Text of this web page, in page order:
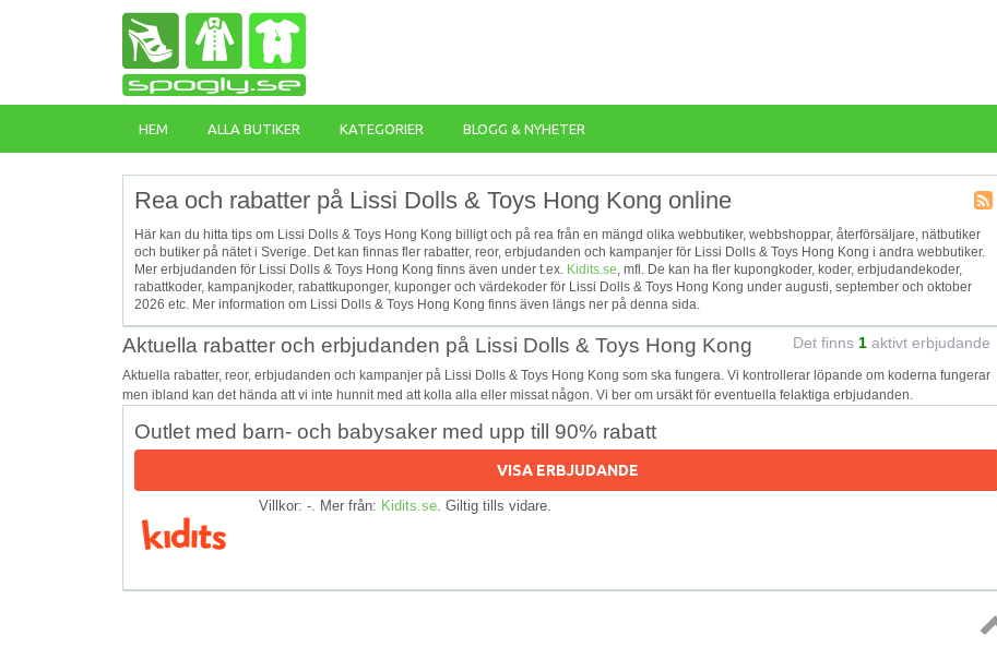
HEM ALLA BUTIKER KATEGORIER BLOGG & NYHETER
Tagg
Rea och rabatter på Lissi Dolls & Toys Hong Kong online
Här kan du hitta tips om Lissi Dolls & Toys Hong Kong billigt och på rea från en mängd olika webbutiker, webbshoppar, återförsäljare, nätbutiker
och butiker på nätet i Sverige. Det kan finnas fler rabatter, reor, erbjudanden och kampanjer för Lissi Dolls & Toys Hong Kong i andra webbutiker.
Mer erbjudanden för Lissi Dolls & Toys Hong Kong finns även under t.ex. Kidits.se, mfl. De kan ha fler kupongkoder, koder, erbjudandekoder,
rabattkoder, kampanjkoder, rabattkuponger, kuponger och värdekoder för Lissi Dolls & Toys Hong Kong under augusti, september och oktober
2026 etc. Mer information om Lissi Dolls & Toys Hong Kong finns även längs ner på denna sida.
Aktuella rabatter och erbjudanden på Lissi Dolls & Toys Hong Kong Det finns 1 aktivt erbjudande
Aktuella rabatter, reor, erbjudanden och kampanjer på Lissi Dolls & Toys Hong Kong som ska fungera. Vi kontrollerar löpande om koderna fungerar
men ibland kan det hända att vi inte hunnit med att kolla alla eller missat någon. Vi ber om ursäkt för eventuella felaktiga erbjudanden.
Outlet med barn- och babysaker med upp till 90% rabatt
VISA ERBJUDANDE
Villkor: -. Mer från: Kidits.se . Giltig tills vidare.